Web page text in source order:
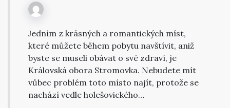
Jedním z krásných a romantických míst,
které můžete během pobytu navštívit, aniž
byste se museli obávat o své zdraví, je
Královská obora Stromovka. Nebudete mít
vůbec problém toto místo najít, protože se
nachází vedle holešovického…